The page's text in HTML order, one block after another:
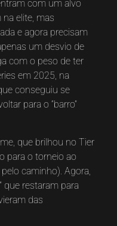
com um alvo
elite, mas
e agora precisam
um desvio de
com o peso de ter
em 2025, na
conseguiu se
para o “barro”
que brilhou no Tier
para o torneio ao
caminho). Agora,
que restaram para
das